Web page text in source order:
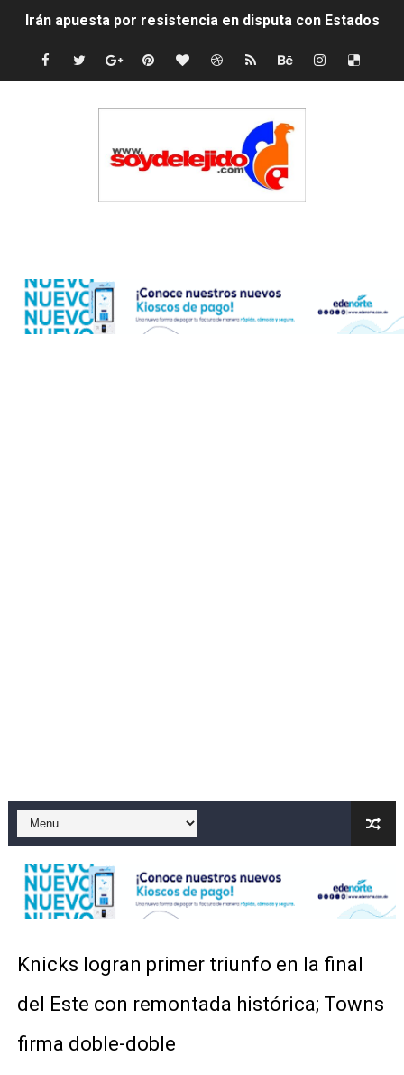
Irán apuesta por resistencia en disputa con Estados
Dominicana demanda Yankees por 10 millones de
Un derrumbe en el centro de Cuba deja dos personas
Condenan a dos 'streamers' franceses por torturar
Tasa del dólar jueves 06 de agosto de 2026
Operativo en Barahona: desmantelan fábrica de
Autoridades indagan muerte de mujer en La Zurza,
Accidente en Verón deja un motorista fallecido y otra
Discusión familiar termina en muerte de un joven en
Coraasan construye parque solar de un megavatio
Knicks logran primer triunfo en la final
del Este con remontada histórica; Towns
firma doble-doble